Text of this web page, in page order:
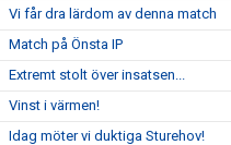
Vi får dra lärdom av denna match
Match på Önsta IP
Extremt stolt över insatsen...
Vinst i värmen!
Idag möter vi duktiga Sturehov!